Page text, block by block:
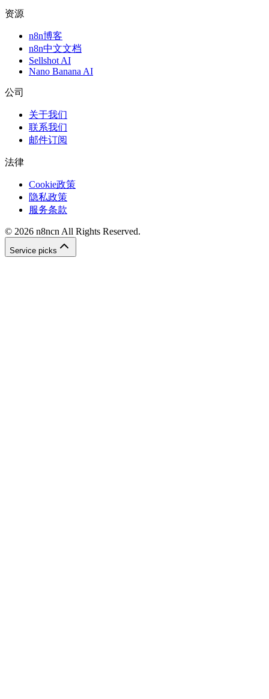
资源
n8n博客
n8n中文文档
Sellshot AI
Nano Banana AI
公司
关于我们
联系我们
邮件订阅
法律
Cookie政策
隐私政策
服务条款
© 2026 n8ncn All Rights Reserved.
Service picks